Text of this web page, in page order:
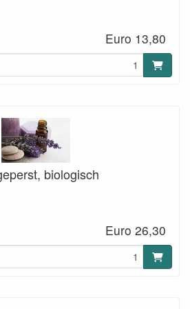
vrij van gentechtniek, zonder
100 % natuurlijke olie.
Euro 13,80
biologisch
Euro 26,30